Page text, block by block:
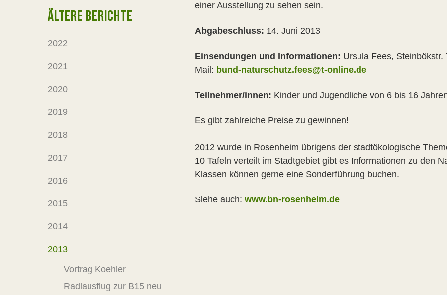
einer Ausstellung zu sehen sein.
Abgabeschluss: 14. Juni 2013
Einsendungen und Informationen: Ursula Fees,
Mail: bund-naturschutz.fees@t-online.de
Teilnehmer/innen: Kinder und Jugendliche von 6 bis 16
Es gibt zahlreiche Preise zu gewinnen!
2012 wurde in Rosenheim übrigens der stadtökologische
10 Tafeln verteilt im Stadtgebiet gibt es Informationen zu den
Klassen können gerne eine Sonderführung buchen.
Siehe auch: www.bn-rosenheim.de
ÄLTERE BERICHTE
2022
2021
2020
2019
2018
2017
2016
2015
2014
2013
Vortrag Koehler
Radlausflug zur B15 neu